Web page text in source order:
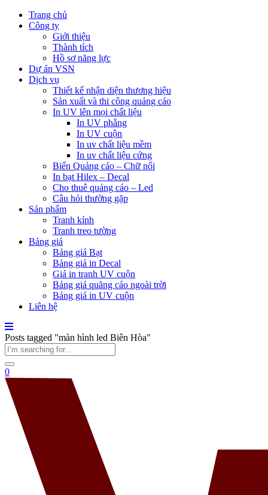
Trang chủ
Công ty
Giới thiệu
Thành tích
Hồ sơ năng lực
Dự án VSN
Dịch vụ
Thiết kế nhận diện thương hiệu
Sản xuất và thi công quảng cáo
In UV lên mọi chất liệu
In UV phẳng
In UV cuộn
In uv chất liệu mềm
In uv chất liệu cứng
Biển Quảng cáo – Chữ nổi
In bạt Hilex – Decal
Cho thuê quảng cáo – Led
Câu hỏi thường gặp
Sản phẩm
Tranh kính
Tranh treo tường
Bảng giá
Bảng giá Bạt
Bảng giá in Decal
Giá in tranh UV cuộn
Bảng giá quãng cáo ngoài trời
Bảng giá in UV cuộn
Liên hệ
Posts tagged "màn hình led Biên Hòa"
0